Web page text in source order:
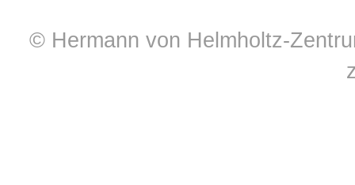
© Hermann von Helmholtz-